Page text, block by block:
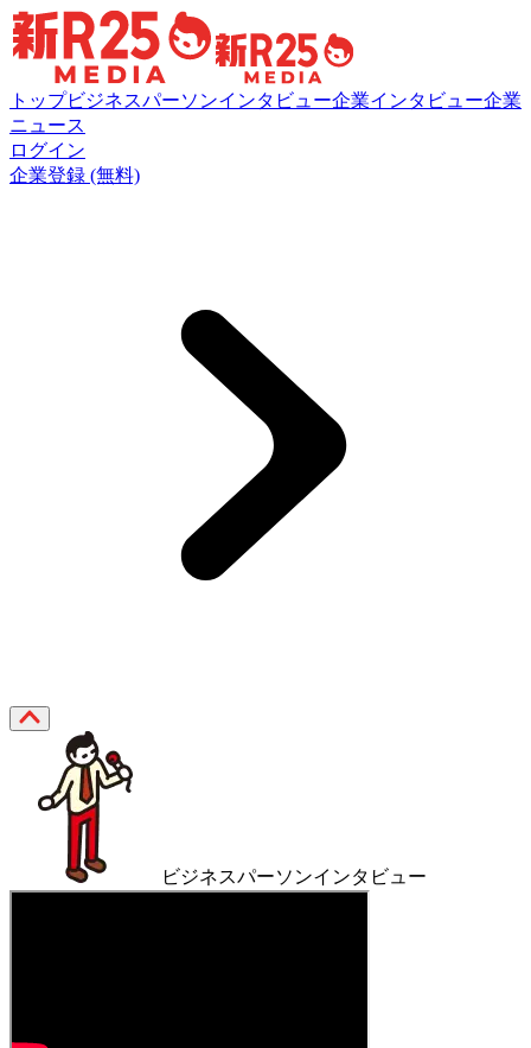
トップビジネスパーソンインタビュー企業インタビュー企業
ニュース
ログイン
企業登録 (無料)
ビジネスパーソンインタビュー